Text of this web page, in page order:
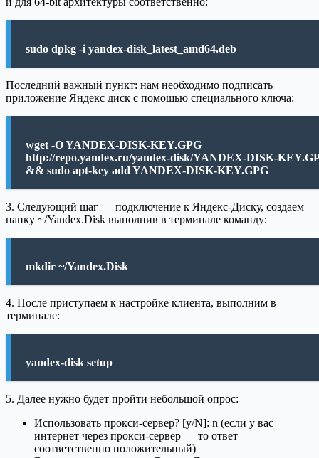
sudo dpkg -i yandex-disk_latest_amd64.deb
Последний важный пункт: нам необходимо подписать
приложение Яндекс диск с помощью специального ключа:
wget -O YANDEX-DISK-KEY.GPG
http://repo.yandex.ru/yandex-disk/YANDEX-DISK-
&& sudo apt-key add YANDEX-DISK-KEY.GPG
3. Следующий шаг — подключение к Яндекс-Диску, создаем
папку ~/Yandex.Disk выполнив в терминале команду:
mkdir ~/Yandex.Disk
4. После приступаем к настройке клиента, выполним в
терминале:
yandex-disk setup
5. Далее нужно будет пройти небольшой опрос:
Использовать прокси-сервер? [y/N]: n (если у вас
интернет через прокси-сервер — то ответ
соответственно положительный)